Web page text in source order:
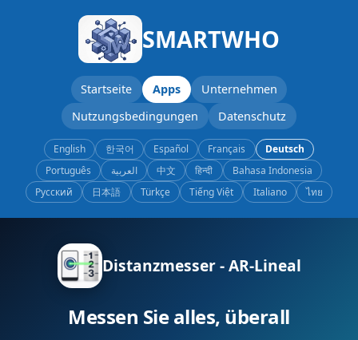
SMARTWHO
Startseite Apps
Unternehmen
Nutzungsbedingungen
Datenschutz
English 한국어 Español Français
Deutsch
Português
العربية 中文 हिन्दी
Bahasa Indonesia
Русский
日本語 Türkçe Tiếng Việt Italiano ไทย
Distanzmesser - AR-Lineal
Messen Sie alles, überall